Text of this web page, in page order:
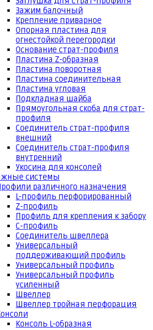
Зажим балочный
Крепление приварное
Опорная пластина для
огнестойкой перегородки
Основание страт-профиля
Пластина Z-образная
Пластина поворотная
Пластина соединительная
Пластина угловая
Подкладная шайба
Прямоугольная скоба для страт-
профиля
Соединитель страт-профиля
внешний
Соединитель страт-профиля
внутренний
Укосина для консолей
системы
различного назначения
L-профиль перфорированный
Z-профиль
Профиль для крепления к забору
С-профиль
Соединитель швеллера
Универсальный
поддерживающий профиль
Универсальный профиль
Универсальный профиль
усиленный
Швеллер
Швеллер тройная перфорация
Консоль L-образная